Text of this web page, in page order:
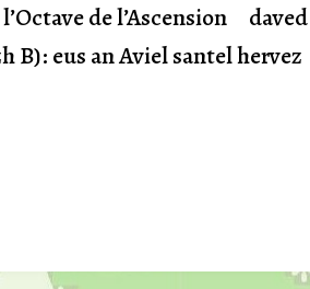
de l’Ascension daved
B): eus an Aviel santel hervez